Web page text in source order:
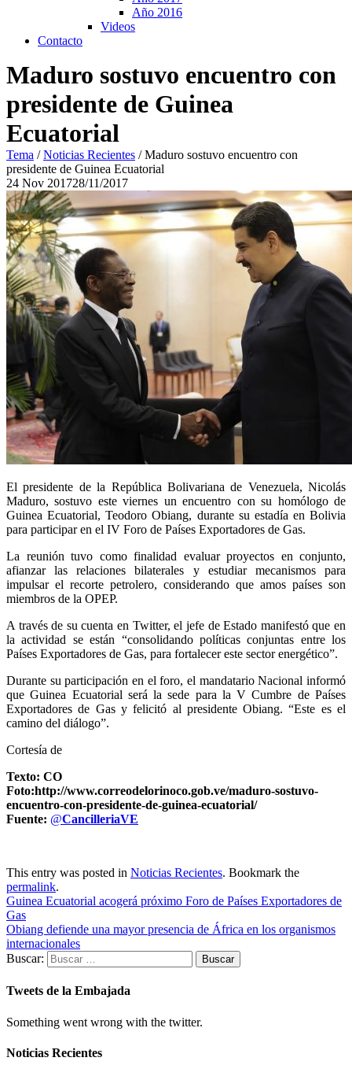
Año 2016
Videos
Contacto
Maduro sostuvo encuentro con
presidente de Guinea
Ecuatorial
Tema /Noticias Recientes /Maduro sostuvo encuentro con
presidente de Guinea Ecuatorial
24 Nov 201728/11/2017
El presidente de la República Bolivariana de Venezuela, Nicolás
Maduro, sostuvo este viernes un encuentro con su homólogo de
Guinea Ecuatorial, Teodoro Obiang, durante su estadía en Bolivia
para participar en el IV Foro de Países Exportadores de Gas.
La reunión tuvo como finalidad evaluar proyectos en conjunto,
afianzar las relaciones bilaterales y estudiar mecanismos para
impulsar el recorte petrolero, considerando que amos países son
miembros de la OPEP.
A través de su cuenta en Twitter, el jefe de Estado manifestó que en
la actividad se están “consolidando políticas conjuntas entre los
Países Exportadores de Gas, para fortalecer este sector energético”.
Durante su participación en el foro, el mandatario Nacional informó
que Guinea Ecuatorial será la sede para la V Cumbre de Países
Exportadores de Gas y felicitó al presidente Obiang. “Este es el
camino del diálogo”.
Cortesía de
Texto: CO
Foto:http://www.correodelorinoco.gob.ve/maduro-sostuvo-
encuentro-con-presidente-de-guinea-ecuatorial/
Fuente: @CancilleriaVE
This entry was posted in Noticias Recientes. Bookmark the
permalink.
Guinea Ecuatorial acogerá próximo Foro de Países Exportadores de
Gas
Obiang defiende una mayor presencia de África en los organismos
internacionales
Buscar:
Tweets de la Embajada
Something went wrong with the twitter.
Noticias Recientes